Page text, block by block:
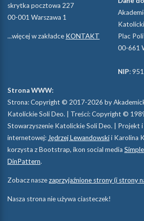
** fot. Michał Ziółkowski/Idziemy
Zapraszamy gości, których studenci
Adama Szustaka OP rezerwujemy
i tak z reguły jest więcej chętnych niż
chce nas za to pozabijać:-)).
skrytka pocztowa 227
00-001 Warszawa 1
...więcej w zakładce KONTAKT
Plac
00-661
NIP:
Strona WWW:
Strona: Copyright © 2017-2026 by
Katolickie Soli Deo. | Treści: Copyright ©
Stowarzyszenie Katolickie Soli Deo. | Projekt
internetowej: Jędrzej Lewandowskii Karolina
korzysta z Bootstrap, ikon social media
DinPattern.
Zobacz naszezaprzyjaźnione strony (i strony
Nasza strona nie używa ciasteczek!